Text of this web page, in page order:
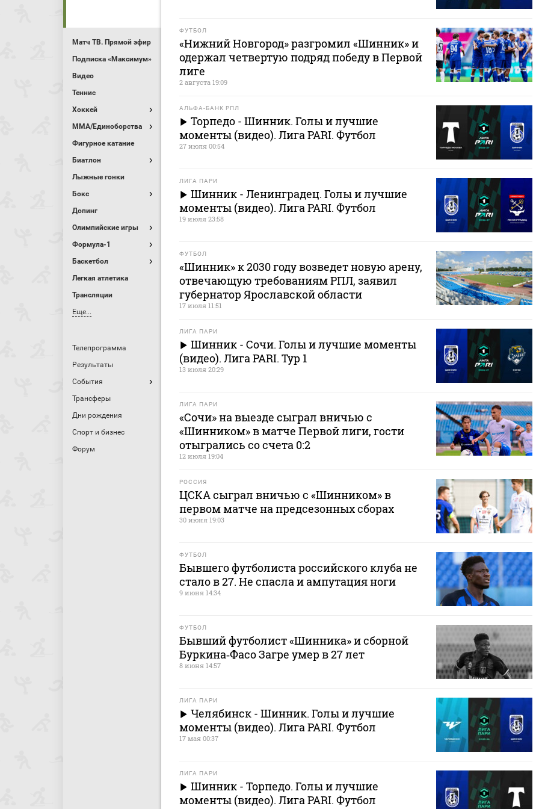
Матч ТВ. Прямой эфир
Подписка «Максимум»
Видео
Теннис
Хоккей
MMA/Единоборства
Фигурное катание
Биатлон
Лыжные гонки
Бокс
Допинг
Олимпийские игры
Формула-1
Баскетбол
Легкая атлетика
Трансляции
Еще...
Телепрограмма
Результаты
События
Трансферы
Дни рождения
Спорт и бизнес
Форум
ФУТБОЛ
«Нижний Новгород» разгромил «Шинник» и
одержал четвертую подряд победу в Первой
лиге
2 августа 19:09
АЛЬФА-БАНК РПЛ
Торпедо - Шинник. Голы и лучшие
моменты (видео). Лига PARI. Футбол
27 июля 00:54
ЛИГА ПАРИ
Шинник - Ленинградец. Голы и лучшие
моменты (видео). Лига PARI. Футбол
19 июля 23:58
ФУТБОЛ
«Шинник» к 2030 году возведет новую арену,
отвечающую требованиям РПЛ, заявил
губернатор Ярославской области
17 июля 11:51
ЛИГА ПАРИ
Шинник - Сочи. Голы и лучшие моменты
(видео). Лига PARI. Тур 1
13 июля 20:29
ЛИГА ПАРИ
«Сочи» на выезде сыграл вничью с
«Шинником» в матче Первой лиги, гости
отыгрались со счета 0:2
12 июля 19:04
РОССИЯ
ЦСКА сыграл вничью с «Шинником» в
первом матче на предсезонных сборах
30 июня 19:03
ФУТБОЛ
Бывшего футболиста российского клуба не
стало в 27. Не спасла и ампутация ноги
9 июня 14:34
ФУТБОЛ
Бывший футболист «Шинника» и сборной
Буркина‑Фасо Загре умер в 27 лет
8 июня 14:57
ЛИГА ПАРИ
Челябинск - Шинник. Голы и лучшие
моменты (видео). Лига PARI. Футбол
17 мая 00:37
ЛИГА ПАРИ
Шинник - Торпедо. Голы и лучшие
моменты (видео). Лига PARI. Футбол